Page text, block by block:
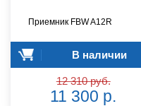
Приемник FBW A12R
В наличии
12 310 руб.
11 300 р.